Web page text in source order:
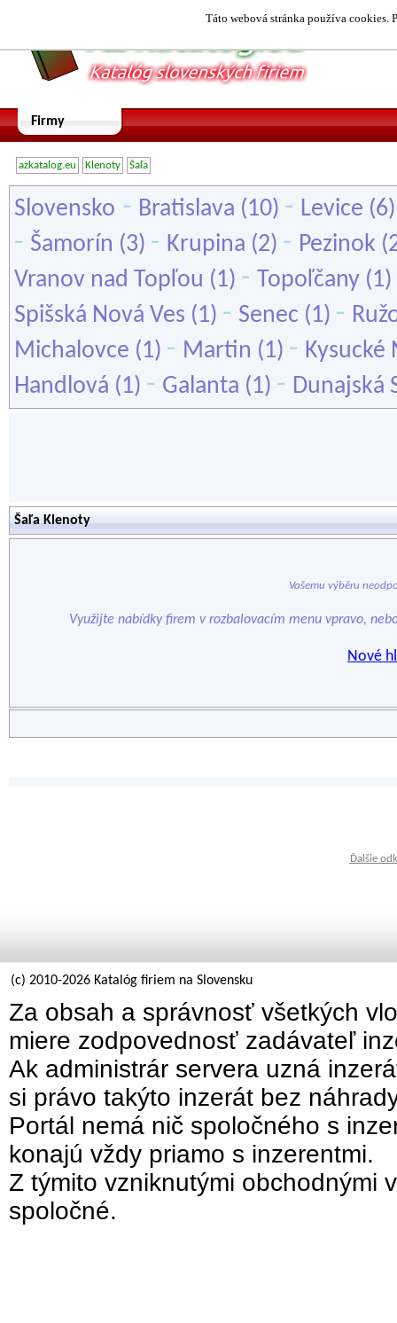
Táto webová stránka používa cookies.
Firmy
azkatalog.eu Klenoty Šaľa
Slovensko - Bratislava (10) - Levice
- Šamorín (3) - Krupina (2) - Pezinok
Vranov nad Topľou (1) - Topoľčany (1)
Spišská Nová Ves (1) - Senec (1) -
Michalovce (1) - Martin (1) - Kysucké
Handlová (1) - Galanta (1) - Dunajská
Šaľa Klenoty
Vašemu výběru
Využijte nabídky firem v rozbalovacím menu vpravo,
Nové
Ďalšie
(c) 2010-2026 Katalóg firiem na Slovensku
Za obsah a správnosť všetkých
miere zodpovednosť zadávateľ
Ak administrár servera uzná
si právo takýto inzerát bez
Portál nemá nič spoločného s
konajú vždy priamo s inzerentmi.
Z týmito vzniknutými obchodnými
spoločné.